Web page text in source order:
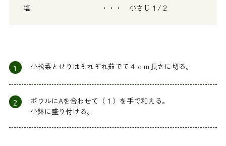
塩 ・・・ 小さじ１/２
1 小松菜とせりはそれぞれ茹でて４ｃｍ長さに切る。
2
ボウルにAを合わせて（１）を手で和える。
小鉢に盛り付ける。